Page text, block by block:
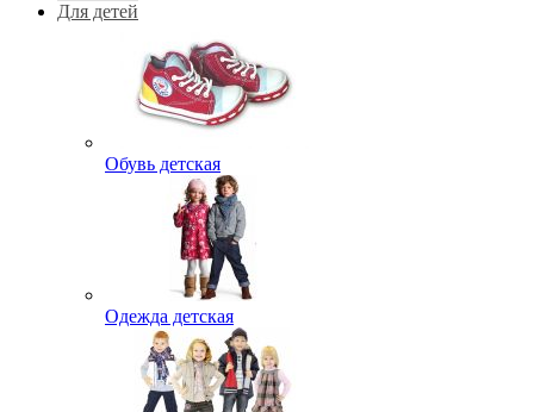
Для детей
Обувь детская
Одежда детская